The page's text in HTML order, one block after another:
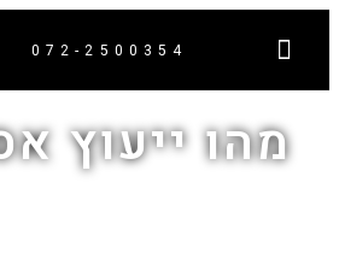
072-2500354
מהו ייעוץ